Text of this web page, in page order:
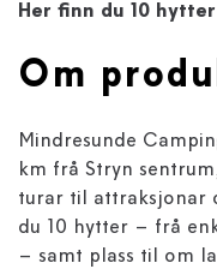
Her finn du 10
Om
Mindresunde
km frå Stryn
turar til attraksjonar
du 10 hytter – frå
– samt plass til om